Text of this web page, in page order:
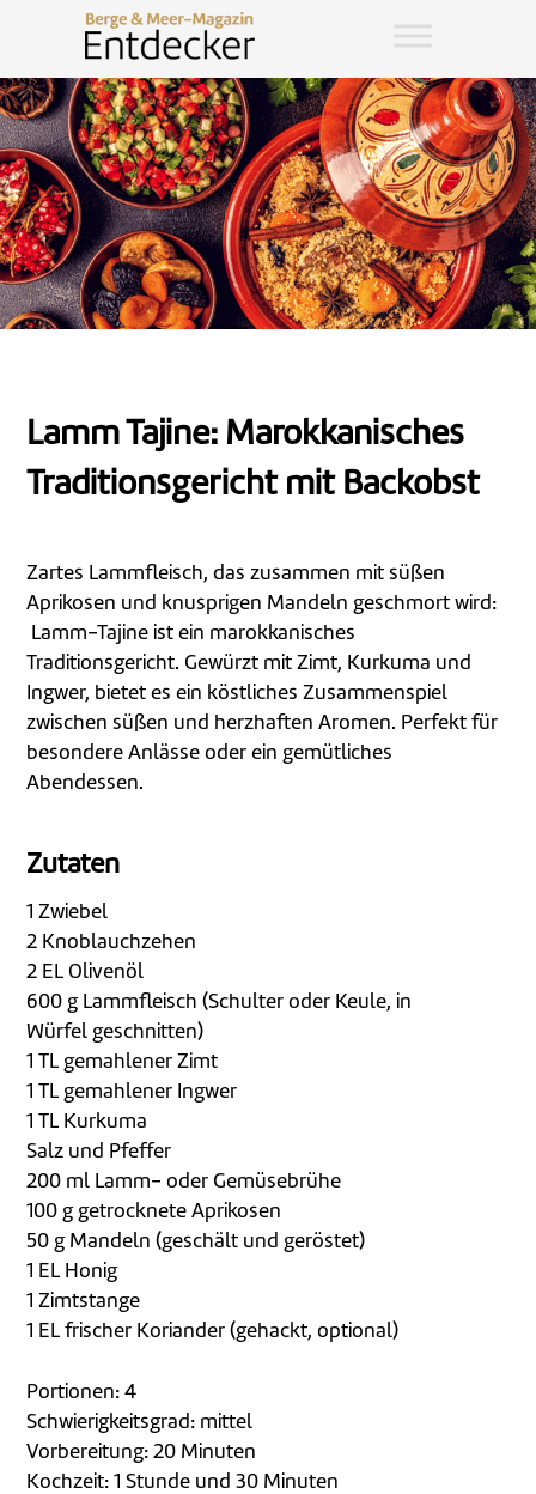
Lamm Tajine: Marokkanisches
Traditionsgericht mit Backobst
Zartes Lammfleisch, das zusammen mit süßen
Aprikosen und knusprigen Mandeln geschmort wird:
Lamm-Tajine ist ein marokkanisches
Traditionsgericht. Gewürzt mit Zimt, Kurkuma und
Ingwer, bietet es ein köstliches Zusammenspiel
zwischen süßen und herzhaften Aromen. Perfekt für
besondere Anlässe oder ein gemütliches
Abendessen.
Zutaten
1 Zwiebel
2 Knoblauchzehen
2 EL Olivenöl
600 g Lammfleisch (Schulter oder Keule, in
Würfel geschnitten)
1 TL gemahlener Zimt
1 TL gemahlener Ingwer
1 TL Kurkuma
Salz und Pfeffer
200 ml Lamm- oder Gemüsebrühe
100 g getrocknete Aprikosen
50 g Mandeln (geschält und geröstet)
1 EL Honig
1 Zimtstange
1 EL frischer Koriander (gehackt, optional)
Portionen: 4
Schwierigkeitsgrad: mittel
Vorbereitung: 20 Minuten
Kochzeit: 1 Stunde und 30 Minuten